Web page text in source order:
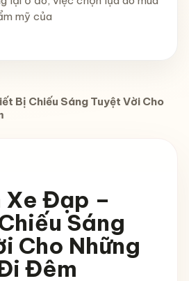
mỹ của
Bị Chiếu Sáng Tuyệt Vời Cho
Xe Đạp –
Sáng
Cho Những
Đêm